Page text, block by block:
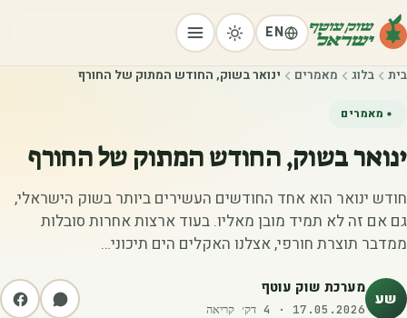
EN
בית בלוג מאמרים ינואר בשוק, החודש המתוק של החורף
מאמרים
ינואר בשוק, החודש המתוק של החורף
חודש ינואר הוא אחד החודשים העשירים ביותר בשוק הישראלי,
גם אם זה לא תמיד מובן מאליו. בעוד ארצות אחרות סובלות
ממדבר תוצרת חורפי, אצלנו האקלים הים תיכוני…
שע מערכת שוק עוטף
17.05.2026
·
4 דק׳ קריאה